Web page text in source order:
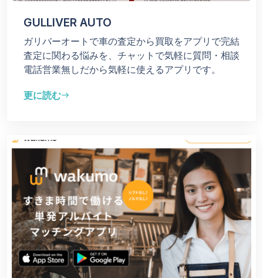
GULLIVER AUTO
ガリバーオートで車の査定から買取をアプリで完結
査定に関わる悩みを、チャットで気軽に質問・相談
電話営業無しだから気軽に使えるアプリです。
更に読むeast